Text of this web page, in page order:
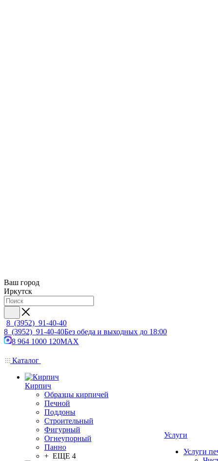
Ваш город
Иркутск
8 (3952) 91-40-40
8 (3952) 91-40-40Без обеда и выходных до 18:00
8 964 1000 120MAX
Каталог
Кирпич
Образцы кирпичей
Печной
Поддоны
Строительный
Фигурный
Огнеупорный
Панно
+ ЕЩЕ 4
Услуги
Услуги